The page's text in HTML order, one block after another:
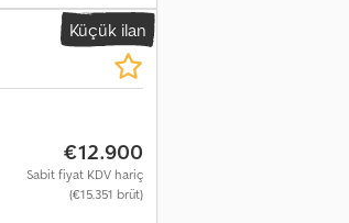
Iveco Daily,
options -
without prior
90 76865
/ Italian / French /
Küçük ilan
€12.900
Sabit fiyat KDV hariç
(€15.351 brüt)